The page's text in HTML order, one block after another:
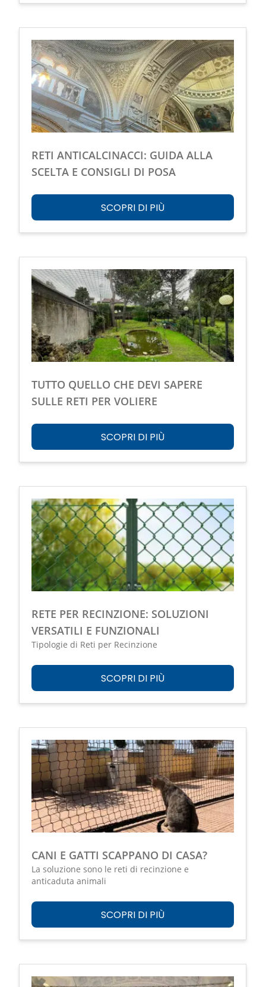
RETI ANTICALCINACCI: GUIDA ALLA
SCELTA E CONSIGLI DI POSA
SCOPRI DI PIÙ
TUTTO QUELLO CHE DEVI SAPERE
SULLE RETI PER VOLIERE
SCOPRI DI PIÙ
RETE PER RECINZIONE: SOLUZIONI
VERSATILI E FUNZIONALI
Tipologie di Reti per Recinzione
SCOPRI DI PIÙ
CANI E GATTI SCAPPANO DI CASA?
La soluzione sono le reti di recinzione e
anticaduta animali
SCOPRI DI PIÙ